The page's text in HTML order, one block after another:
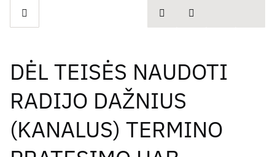
spausdintiDalintis
DĖL TEISĖS NAUDOTI
RADIJO DAŽNIUS
(KANALUS) TERMINO